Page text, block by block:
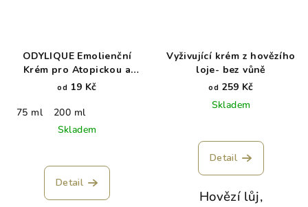
ODYLIQUE Emolienční
Krém pro Atopickou a
Citlivou Pokožku - REPAIR
od 19 Kč
75 ml
200 ml
Skladem
Detail
Vyživující krém z hovězího
loje- bez vůně
od 259 Kč
Skladem
Detail
Hovězí lůj,